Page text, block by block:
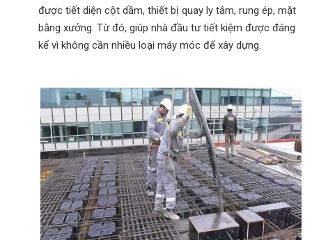
được tiết diện cột dầm, thiết bị quay ly tâm, rung ép, mặt
bằng xưởng. Từ đó, giúp nhà đầu tư tiết kiệm được đáng
kể vì không cần nhiều loại máy móc để xây dựng.